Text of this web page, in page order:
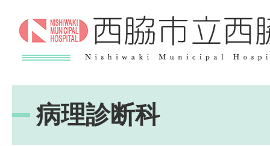
病理診断科